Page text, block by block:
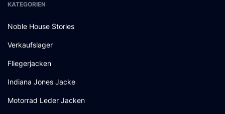
KATEGORIEN
Noble House Stories
Verkaufslager
Fliegerjacken
Indiana Jones Jacke
Motorrad Leder Jacken